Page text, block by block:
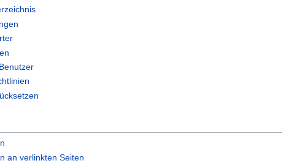
an verlinkten Seiten